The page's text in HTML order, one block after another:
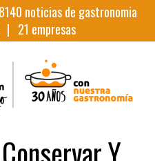
noticias de gastronomia
| 21 empresas
Y